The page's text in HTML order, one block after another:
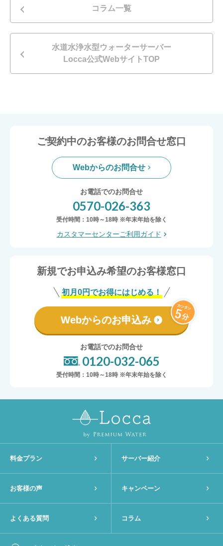
コラム一覧
水道水浄水型ウォーターサーバー
Locca公式WebサイトTOP
ご契約中のお客様のお問合せ窓口
Webからのお問合せ
お電話でのお問合せ
0570-026-363
受付時間：10時～18時 ※年末年始を除く
カスタマーセンターご利用ガイド
新規でお申込み希望のお客様窓口
初月0円でお得にはじめる！
Webからのお申込み
お電話でのお問合せ
0120-032-065
受付時間：10時～18時 ※年末年始を除く
料金プラン サーバー紹介
お客様の声 キャンペーン
よくある質問 コラム